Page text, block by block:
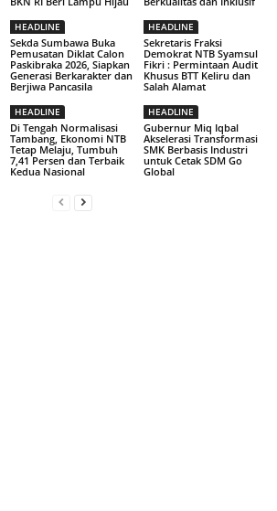
HEADLINE
Sekda Sumbawa Buka
Pemusatan Diklat Calon
Paskibraka 2026, Siapkan
Generasi Berkarakter dan
Berjiwa Pancasila
HEADLINE
Sekretaris Fraksi
Demokrat NTB Syamsul
Fikri : Permintaan Audit
Khusus BTT Keliru dan
Salah Alamat
HEADLINE
Di Tengah Normalisasi
Tambang, Ekonomi NTB
Tetap Melaju, Tumbuh
7,41 Persen dan Terbaik
Kedua Nasional
HEADLINE
Gubernur Miq Iqbal
Akselerasi Transformasi
SMK Berbasis Industri
untuk Cetak SDM Go
Global